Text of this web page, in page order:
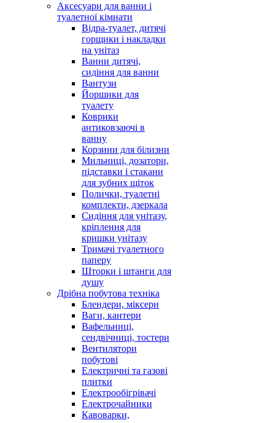
Аксесуари для ванни і
туалетної кімнати
Відра-туалет, дитячі
горщики і накладки
на унітаз
Ванни дитячі,
сидіння для ванни
Вантузи
Йоршики для
туалету
Коврики
антиковзаючі в
ванну
Корзини для білизни
Мильниці, дозатори,
підставки і стакани
для зубних щіток
Полички, туалетні
комплекти, дзеркала
Сидіння для унітазу,
кріплення для
кришки унітазу
Тримачі туалетного
паперу
Шторки і штанги для
душу
Дрібна побутова техніка
Блендери, міксери
Ваги, кантери
Вафельниці,
сендвічниці, тостери
Вентилятори
побутові
Електричні та газові
плитки
Електрообігрівачі
Електрочайники
Кавоварки,